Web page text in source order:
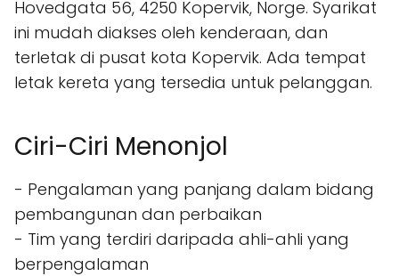
Hovedgata 56, 4250 Kopervik, Norge. Syarikat
ini mudah diakses oleh kenderaan, dan
terletak di pusat kota Kopervik. Ada tempat
letak kereta yang tersedia untuk pelanggan.
Ciri-Ciri Menonjol
- Pengalaman yang panjang dalam bidang
pembangunan dan perbaikan
- Tim yang terdiri daripada ahli-ahli yang
berpengalaman